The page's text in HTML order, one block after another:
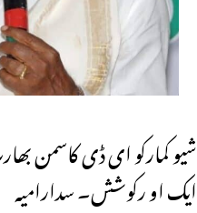
شیو کمارکو ای ڈی کاسمن
ایک او رکوشش۔ سدارامیہ